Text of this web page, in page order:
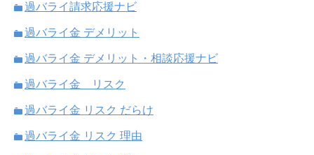
過バライ請求応援ナビ
過バライ金 デメリット
過バライ金 デメリット・相談応援ナビ
過バライ金 リスク
過バライ金 リスク だらけ
過バライ金 リスク 理由